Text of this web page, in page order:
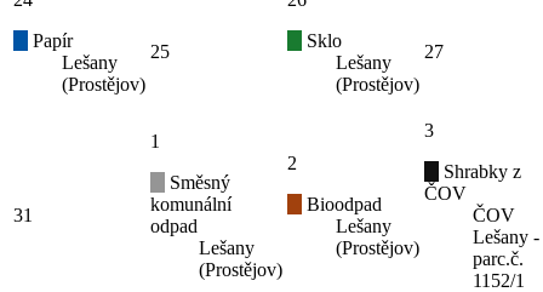
Papír
Lešany
(Prostějov)
25
Sklo
Lešany
(Prostějov)
27
31
1
Směsný
komunální
odpad
Lešany
(Prostějov)
2
Bioodpad
Lešany
(Prostějov)
3
Shrabky z
ČOV
ČOV
Lešany -
parc.č.
1152/1